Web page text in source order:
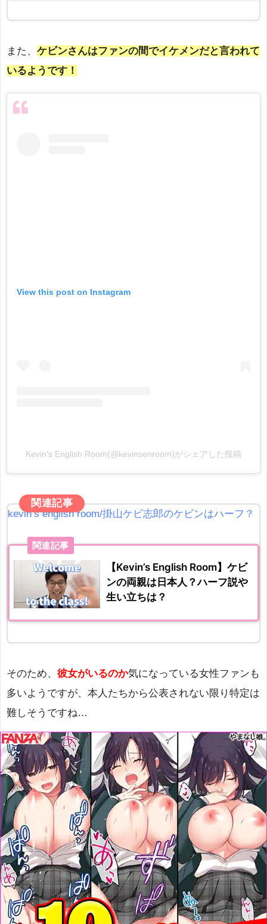
また、 ケビンさんはファンの間でイケメンだと言われて
いるようです！
View this post on Instagram
Kevin’s English Room(@kevinsenroom)がシェアした投稿
関連記事
kevin’s english room/掛山ケビ志郎のケビンはハーフ？
関連記事
【Kevin’s English Room】ケビ
ンの両親は日本人？ハーフ説や
生い立ちは？
そのため、 彼女がいるのか気になっている女性ファンも
多いようですが、本人たちから公表されない限り特定は
難しそうですね…